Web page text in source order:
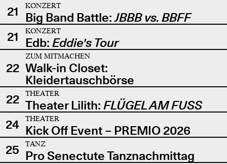
21
KONZERT
Big Band Battle:JBBB vs. BBFF
21
KONZERT
Edb: Eddie's Tour
22
ZUM MITMACHEN
Walk-in Closet:
Kleidertauschbörse
22
THEATER
Theater Lilith: FLÜGEL AM FUSS
24
THEATER
Kick Off Event – PREMIO 2026
25
TANZ
Pro Senectute Tanznachmittag